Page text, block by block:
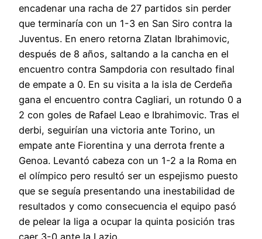
encadenar una racha de 27 partidos sin perder
que terminaría con un 1-3 en San Siro contra la
Juventus. En enero retorna Zlatan Ibrahimovic,
después de 8 años, saltando a la cancha en el
encuentro contra Sampdoria con resultado final
de empate a 0. En su visita a la isla de Cerdeña
gana el encuentro contra Cagliari, un rotundo 0 a
2 con goles de Rafael Leao e Ibrahimovic. Tras el
derbi, seguirían una victoria ante Torino, un
empate ante Fiorentina y una derrota frente a
Genoa. Levantó cabeza con un 1-2 a la Roma en
el olímpico pero resultó ser un espejismo puesto
que se seguía presentando una inestabilidad de
resultados y como consecuencia el equipo pasó
de pelear la liga a ocupar la quinta posición tras